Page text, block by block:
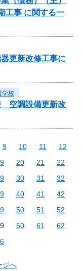
工事 に関する一
更新改修工事に
学校
空調設備更新改
9 10 11
12
20 21
22
30 31
32
40 41
42
50 51
52
60 61
62
ジへ